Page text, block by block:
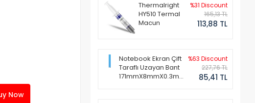
Now
Thermalright
HY510 Termal
Macun
%31 Discount
165,13 TL
113,88 TL
Notebook Ekran Çift
Taraflı Uzayan Bant
171mmX8mmX0.3mm
%63 Discount
227,76 TL
85,41 TL